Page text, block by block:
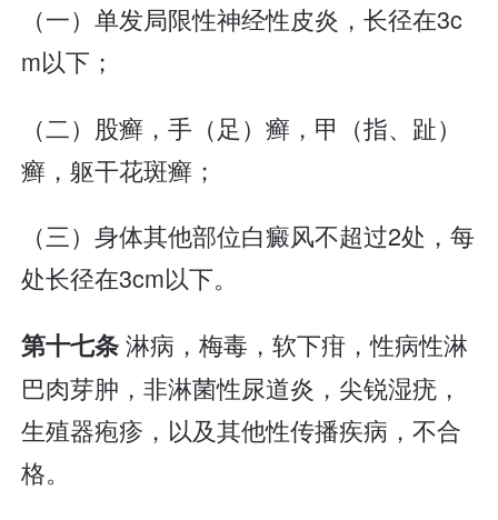
（一）单发局限性神经性皮炎，长径在3c
m以下；
（二）股癣，手（足）癣，甲（指、趾）
癣，躯干花斑癣；
（三）身体其他部位白癜风不超过2处，每
处长径在3cm以下。
第十七条淋病，梅毒，软下疳，性病性淋
巴肉芽肿，非淋菌性尿道炎，尖锐湿疣，
生殖器疱疹，以及其他性传播疾病，不合
格。